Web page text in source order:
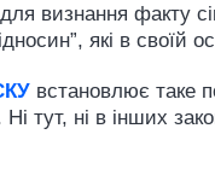
для визнання факту
які в своїй
встановлює таке
тут, ні в інших